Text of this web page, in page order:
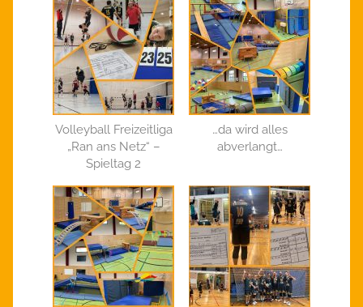
Volleyball Freizeitliga
„Ran ans Netz“ –
Spieltag 2
…da wird alles
abverlangt…